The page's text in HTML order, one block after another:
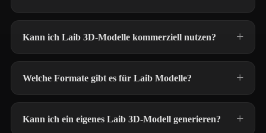
Kann ich Laib 3D-Modelle kommerziell nutzen?
Welche Formate gibt es für Laib Modelle?
Kann ich ein eigenes Laib 3D-Modell generieren?